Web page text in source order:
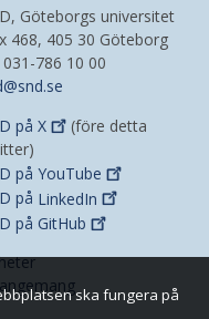
Göteborgs universitet
468, 405 30 Göteborg
786 10 00
på X
(före detta
på YouTube
på LinkedIn
på GitHub
ska fungera på